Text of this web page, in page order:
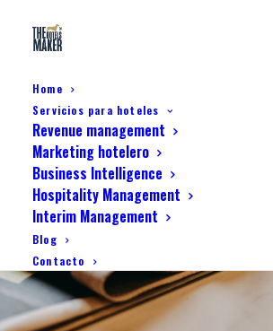
Home
Servicios para hoteles
Revenue management
Marketing hotelero
Business Intelligence
Hospitality Management
Interim Management
Blog
Contacto
Google hotel ads